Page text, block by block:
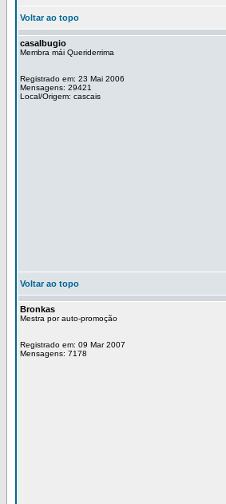
Voltar ao topo
casalbugio
Membra mái Queriderrima
Registrado em: 23 Mai 2006
Mensagens: 29421
Local/Origem: cascais
Voltar ao topo
Bronkas
Mestra por auto-promoção
Registrado em: 09 Mar 2007
Mensagens: 7178